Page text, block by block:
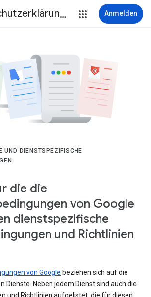
Datenschutzerklärung & Nutzungsbedingungen Anmelden
UND DIENSTSPEZIFISCHE
die die
von Google
dienstspezifische
und Richtlinien
von Google beziehen sich auf die
Dienste. Neben jedem Dienst sind auch die
und Richtlinien aufgelistet, die für diesen